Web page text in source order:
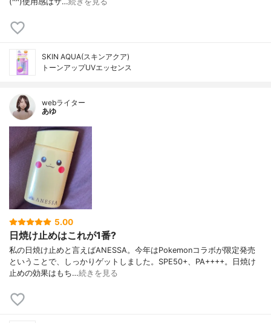
SKIN AQUA(スキンアクア)
トーンアップUVエッセンス
webライター
あゆ
5.00
日焼け止めはこれが1番?
私の日焼け止めと言えばANESSA。今年はPokemonコラボが限定発売
ということで、しっかりゲットしました。SPE50+、PA++++。日焼け
止めの効果はもち…続きを見る